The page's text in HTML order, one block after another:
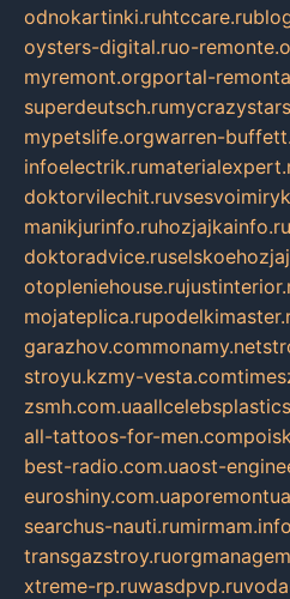
odnokartinki.ruhtccare.ru
oysters-digital.ruo-
myremont.orgportal-
superdeutsch.ru
mypetslife.orgwarren-
infoelectrik.ru
doktorvilechit.ru
manikjurinfo.ruhozjajkainfo.ru
doktoradvice.ru
otopleniehouse.ru
mojateplica.ru
garazhov.commonamy.net
stroyu.kzmy-vesta.com
zsmh.com.ua
all-tattoos-for-men.com
best-radio.com.uaost-
euroshiny.com.ua
searchus-nauti.rumirmam.info
transgazstroy.ru
xtreme-rp.ruwasdpvp.ru